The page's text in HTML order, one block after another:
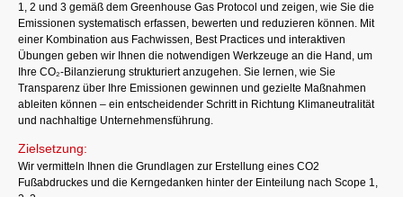
1, 2 und 3 gemäß dem Greenhouse Gas Protocol und zeigen, wie Sie die
Emissionen systematisch erfassen, bewerten und reduzieren können. Mit
einer Kombination aus Fachwissen, Best Practices und interaktiven
Übungen geben wir Ihnen die notwendigen Werkzeuge an die Hand, um
Ihre CO₂-Bilanzierung strukturiert anzugehen. Sie lernen, wie Sie
Transparenz über Ihre Emissionen gewinnen und gezielte Maßnahmen
ableiten können – ein entscheidender Schritt in Richtung Klimaneutralität
und nachhaltige Unternehmensführung.
Zielsetzung:
Wir vermitteln Ihnen die Grundlagen zur Erstellung eines CO2
Fußabdruckes und die Kerngedanken hinter der Einteilung nach Scope 1,